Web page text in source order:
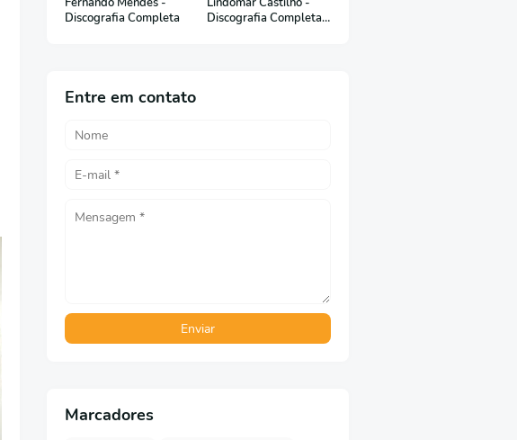
Discografia Completa
Discografia Completa
Entre em contato
Marcadores